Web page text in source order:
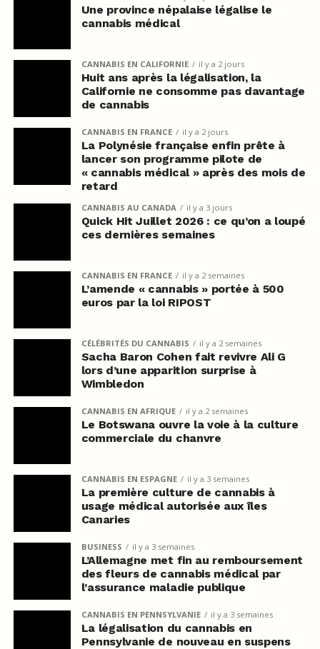
Une province népalaise légalise le
cannabis médical
CANNABIS EN CALIFORNIE il y a 2 jours
Huit ans après la légalisation, la
Californie ne consomme pas davantage
de cannabis
CANNABIS EN FRANCE il y a 2 jours
La Polynésie française enfin prête à
lancer son programme pilote de
« cannabis médical » après des mois de
retard
CANNABIS AU CANADA il y a 3 jours
Quick Hit Juillet 2026 : ce qu’on a loupé
ces dernières semaines
CANNABIS EN FRANCE il y a 2 semaines
L’amende « cannabis » portée à 500
euros par la loi RIPOST
CÉLÉBRITÉS DU CANNABIS il y a 2 semaines
Sacha Baron Cohen fait revivre Ali G
lors d’une apparition surprise à
Wimbledon
CANNABIS EN AFRIQUE il y a 2 semaines
Le Botswana ouvre la voie à la culture
commerciale du chanvre
CANNABIS EN ESPAGNE il y a 3 semaines
La première culture de cannabis à
usage médical autorisée aux îles
Canaries
BUSINESS il y a 3 semaines
L’Allemagne met fin au remboursement
des fleurs de cannabis médical par
l’assurance maladie publique
CANNABIS EN PENNSYLVANIE il y a 3 semaines
La légalisation du cannabis en
Pennsylvanie de nouveau en suspens